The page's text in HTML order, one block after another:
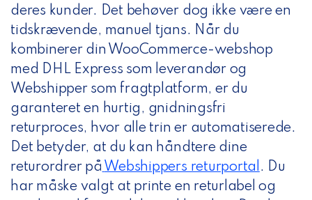
deres kunder. Det behøver dog ikke være en
tidskrævende, manuel tjans. Når du
kombinerer din WooCommerce-webshop
med DHL Express som leverandør og
Webshipper som fragtplatform, er du
garanteret en hurtig, gnidningsfri
returproces, hvor alle trin er automatiserede.
Det betyder, at du kan håndtere dine
returordrer på Webshippers returportal. Du
har måske valgt at printe en returlabel og